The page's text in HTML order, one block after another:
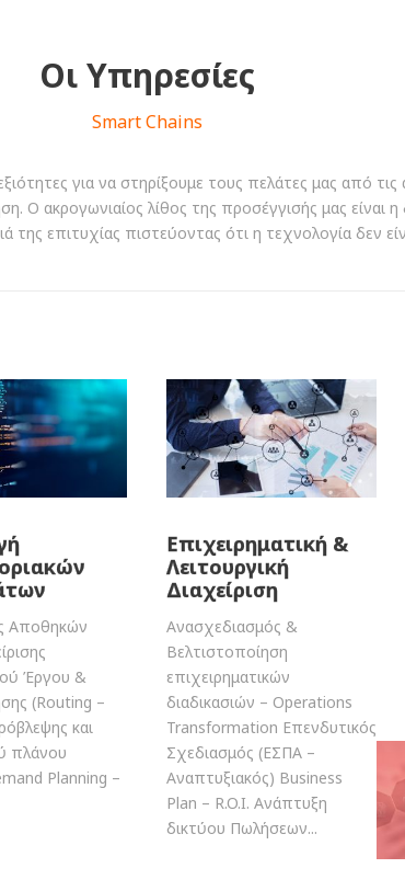
Οι Υπηρεσίες
Smart Chains
για να στηρίξουμε τους πελάτες μας από
Ο ακρογωνιαίος λίθος της προσέγγισής μας είναι η
της επιτυχίας πιστεύοντας ότι η τεχνολογία δεν
Αποθηκών
Έργου &
(Routing –
και
πλάνου
Planning –
Επιχειρηματική &
Λειτουργική
Διαχείριση
Ανασχεδιασμός &
Βελτιστοποίηση
επιχειρηματικών
διαδικασιών – Operations
Transformation Επενδυτικός
Σχεδιασμός (ΕΣΠΑ –
Αναπτυξιακός) Business
Plan – R.O.I. Ανάπτυξη
δικτύου Πωλήσεων...